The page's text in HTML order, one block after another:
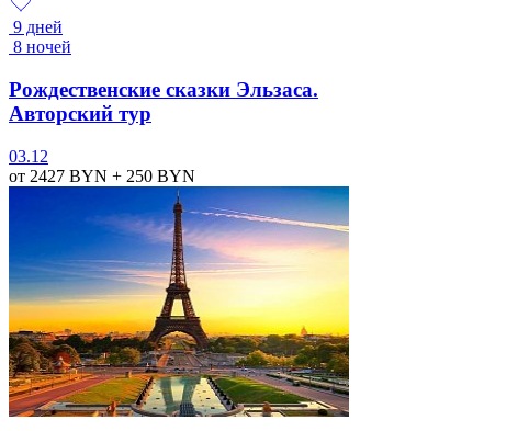
9 дней
8 ночей
Рождественские сказки Эльзаса.
Авторский тур
03.12
от 2427 BYN + 250 BYN